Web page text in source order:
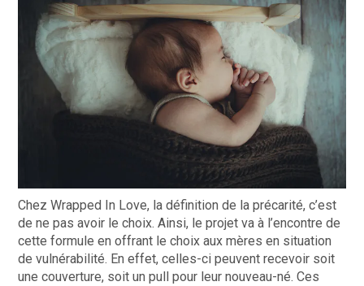
Chez Wrapped In Love, la définition de la précarité, c’est
de ne pas avoir le choix. Ainsi, le projet va à l’encontre de
cette formule en offrant le choix aux mères en situation
de vulnérabilité. En effet, celles-ci peuvent recevoir soit
une couverture, soit un pull pour leur nouveau-né. Ces